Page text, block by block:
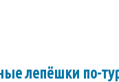
лепёшки по-